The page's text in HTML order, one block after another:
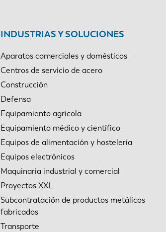
INDUSTRIAS Y SOLUCIONES
Aparatos comerciales y domésticos
Centros de servicio de acero
Construcción
Defensa
Equipamiento agrícola
Equipamiento médico y científico
Equipos de alimentación y hostelería
Equipos electrónicos
Maquinaria industrial y comercial
Proyectos XXL
Subcontratación de productos metálicos
fabricados
Transporte